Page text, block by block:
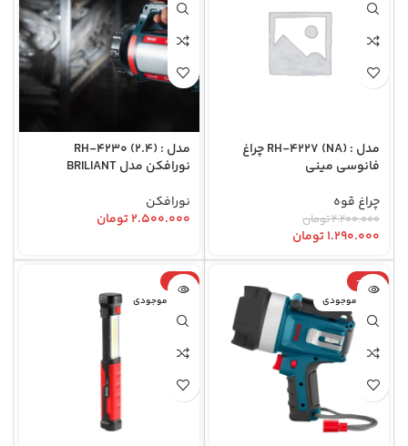
مدل : RH-4227 (NA) چراغ
فانوسی مینی
چراغ قوه
۲.۲۰۰.۰۰۰تومان
۱.۲۹۰.۰۰۰تومان
مدل : RH-4230 (2.4)
نورافکن مدل BRILIANT
نورافکن
۲.۵۰۰.۰۰۰ تومان
-38%
اتمام موجودی
-15%
اتمام موجودی